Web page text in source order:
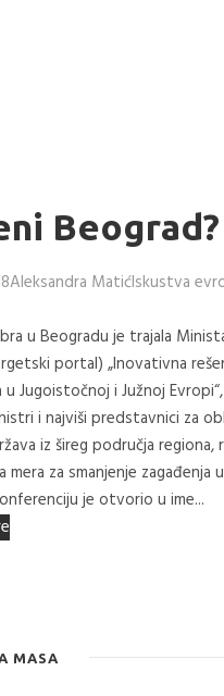
Beograd?
Aleksandra MatićIskustva
u Beogradu je trajala
portal) „Inovativna
u Jugoistočnoj i Južnoj
i najviši predstavnici za
iz šireg područja regiona,
mera za smanjenje zagađenja
je otvorio u ime...
MASA